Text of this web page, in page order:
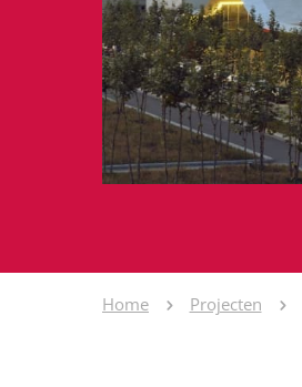
Home Projecten